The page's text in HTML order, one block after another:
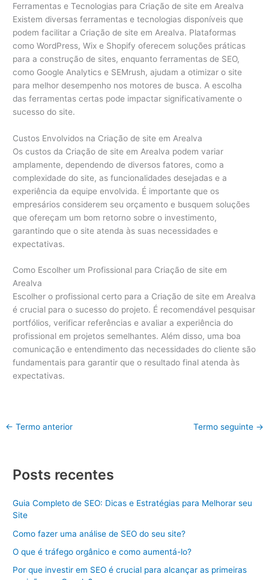
Ferramentas e Tecnologias para Criação de site em Arealva
Existem diversas ferramentas e tecnologias disponíveis que
podem facilitar a Criação de site em Arealva. Plataformas
como WordPress, Wix e Shopify oferecem soluções práticas
para a construção de sites, enquanto ferramentas de SEO,
como Google Analytics e SEMrush, ajudam a otimizar o site
para melhor desempenho nos motores de busca. A escolha
das ferramentas certas pode impactar significativamente o
sucesso do site.
Custos Envolvidos na Criação de site em Arealva
Os custos da Criação de site em Arealva podem variar
amplamente, dependendo de diversos fatores, como a
complexidade do site, as funcionalidades desejadas e a
experiência da equipe envolvida. É importante que os
empresários considerem seu orçamento e busquem soluções
que ofereçam um bom retorno sobre o investimento,
garantindo que o site atenda às suas necessidades e
expectativas.
Como Escolher um Profissional para Criação de site em
Arealva
Escolher o profissional certo para a Criação de site em Arealva
é crucial para o sucesso do projeto. É recomendável pesquisar
portfólios, verificar referências e avaliar a experiência do
profissional em projetos semelhantes. Além disso, uma boa
comunicação e entendimento das necessidades do cliente são
fundamentais para garantir que o resultado final atenda às
expectativas.
← Termo anterior Termo seguinte →
Posts recentes
Guia Completo de SEO: Dicas e Estratégias para Melhorar seu
Site
Como fazer uma análise de SEO do seu site?
O que é tráfego orgânico e como aumentá-lo?
Por que investir em SEO é crucial para alcançar as primeiras